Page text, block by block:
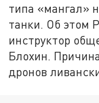
типа «мангал»
танки. Об этом
инструктор
Блохин.
дронов